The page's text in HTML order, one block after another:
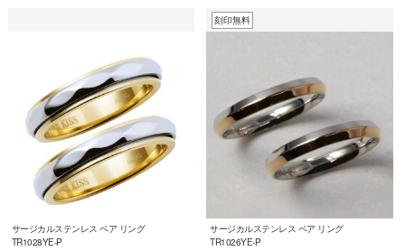
サージカルステンレス ペア リング
TR1028YE-P
刻印無料
サージカルステンレス ペア リング
TR1026YE-P